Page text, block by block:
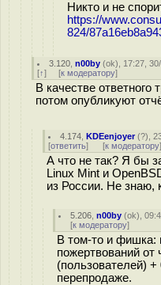
Никто и не
https://
824/
3.120 ,n00by (ok), 17:27,
[↑] [к модератору]
В качестве ответного
потом опубликуют
4.174 ,KDEenjoyer(?),
[ответить] [к модератору]
А что не так? Я бы
Linux Mint и
из России. Не знаю,
5.206 ,n00by (ok),
[к модератору]
В том-то и фишка:
пожертвований от
(пользователей)
перепродаже.